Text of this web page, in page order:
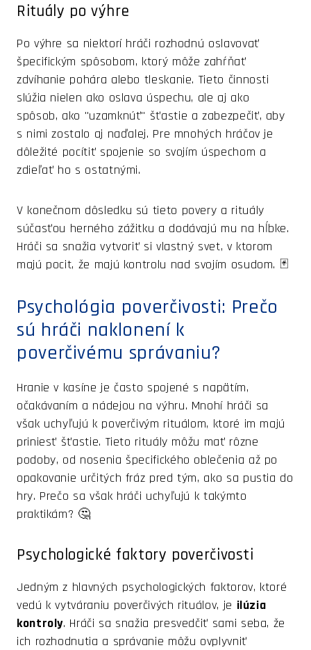
Rituály po výhre
Po výhre sa niektorí hráči rozhodnú oslavovať
špecifickým spôsobom, ktorý môže zahŕňať
zdvíhanie pohára alebo tleskanie. Tieto činnosti
slúžia nielen ako oslava úspechu, ale aj ako
spôsob, ako "uzamknúť" šťastie a zabezpečiť, aby
s nimi zostalo aj naďalej. Pre mnohých hráčov je
dôležité pocítiť spojenie so svojím úspechom a
zdieľať ho s ostatnými.
V konečnom dôsledku sú tieto povery a rituály
súčasťou herného zážitku a dodávajú mu na hĺbke.
Hráči sa snažia vytvoriť si vlastný svet, v ktorom
majú pocit, že majú kontrolu nad svojím osudom. 🃏
Psychológia poverčivosti: Prečo
sú hráči naklonení k
poverčivému správaniu?
Hranie v kasíne je často spojené s napätím,
očakávaním a nádejou na výhru. Mnohí hráči sa
však uchyľujú k poverčivým rituálom, ktoré im majú
priniesť šťastie. Tieto rituály môžu mať rôzne
podoby, od nosenia špecifického oblečenia až po
opakovanie určitých fráz pred tým, ako sa pustia do
hry. Prečo sa však hráči uchyľujú k takýmto
praktikám? 🤔
Psychologické faktory poverčivosti
Jedným z hlavných psychologických faktorov, ktoré
vedú k vytváraniu poverčivých rituálov, je ilúzia
kontroly. Hráči sa snažia presvedčiť sami seba, že
ich rozhodnutia a správanie môžu ovplyvniť